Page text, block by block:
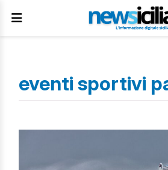
eventi sportivi